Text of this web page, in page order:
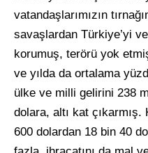
vatandaşlarımızın
savaşlardan Türkiye’yi
korumuş, terörü yok
ve yılda da ortalama
ülke ve milli gelirini 238
dolara, altı kat
600 dolardan 18 bin 40